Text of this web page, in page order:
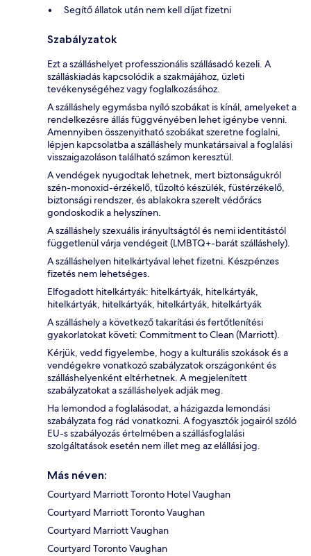
Segítő állatok után nem kell díjat fizetni
Szabályzatok
Ezt a szálláshelyet professzionális szállásadó kezeli. A
szálláskiadás kapcsolódik a szakmájához, üzleti
tevékenységéhez vagy foglalkozásához.
A szálláshely egymásba nyíló szobákat is kínál, amelyeket a
rendelkezésre állás függvényében lehet igénybe venni.
Amennyiben összenyitható szobákat szeretne foglalni,
lépjen kapcsolatba a szálláshely munkatársaival a foglalási
visszaigazoláson található számon keresztül.
A vendégek nyugodtak lehetnek, mert biztonságukról
szén-monoxid-érzékelő, tűzoltó készülék, füstérzékelő,
biztonsági rendszer, és ablakokra szerelt védőrács
gondoskodik a helyszínen.
A szálláshely szexuális irányultságtól és nemi identitástól
függetlenül várja vendégeit (LMBTQ+-barát szálláshely).
A szálláshelyen hitelkártyával lehet fizetni. Készpénzes
fizetés nem lehetséges.
Elfogadott hitelkártyák: hitelkártyák, hitelkártyák,
hitelkártyák, hitelkártyák, hitelkártyák, hitelkártyák
A szálláshely a következő takarítási és fertőtlenítési
gyakorlatokat követi: Commitment to Clean (Marriott).
Kérjük, vedd figyelembe, hogy a kulturális szokások és a
vendégekre vonatkozó szabályzatok országonként és
szálláshelyenként eltérhetnek. A megjelenített
szabályzatokat a szálláshelyek adják meg.
Ha lemondod a foglalásodat, a házigazda lemondási
szabályzata fog rád vonatkozni. A fogyasztók jogairól szóló
EU-s szabályozás értelmében a szállásfoglalási
szolgáltatások esetén nem illet meg az elállási jog.
Más néven:
Courtyard Marriott Toronto Hotel Vaughan
Courtyard Marriott Toronto Vaughan
Courtyard Marriott Vaughan
Courtyard Toronto Vaughan